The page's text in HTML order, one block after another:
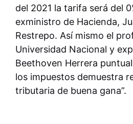
del 2021 la tarifa será del
exministro de Hacienda,
Restrepo. Así mismo el
Universidad Nacional y
Beethoven Herrera
los impuestos demuestra
tributaria de buena gana”.